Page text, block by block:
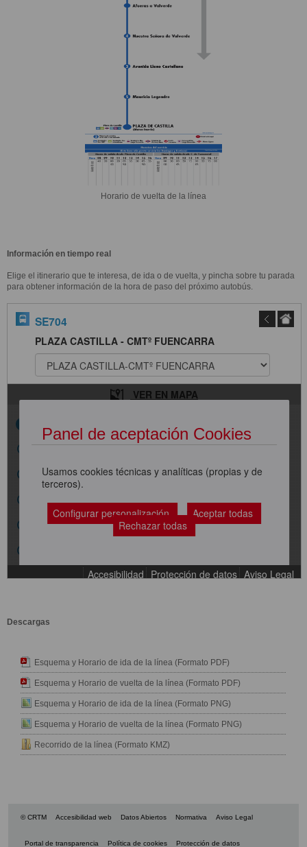
Horario de vuelta de la línea
Información en tiempo real
Elige el itinerario que te interesa, de ida o de vuelta, y pincha sobre tu parada
para obtener información de la hora de paso del próximo autobús.
Descargas
Esquema y Horario de ida de la línea (Formato PDF)
Esquema y Horario de vuelta de la línea (Formato PDF)
Esquema y Horario de ida de la línea (Formato PNG)
Esquema y Horario de vuelta de la línea (Formato PNG)
Recorrido de la línea (Formato KMZ)
© CRTM Accesibilidad web Datos Abiertos Normativa Aviso Legal
Portal de transparencia Política de cookies Protección de datos